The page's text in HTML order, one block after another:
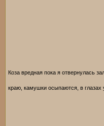
Коза вредная пока я отвернулась
краю, камушки осыпаются, в глазах